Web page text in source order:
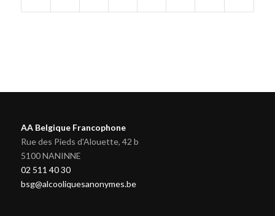
AA Belgique Francophone
Rue des Pieds d'Alouette, 42 b
5100 NANINNE
02 511 40 30
bsg@alcooliquesanonymes.be